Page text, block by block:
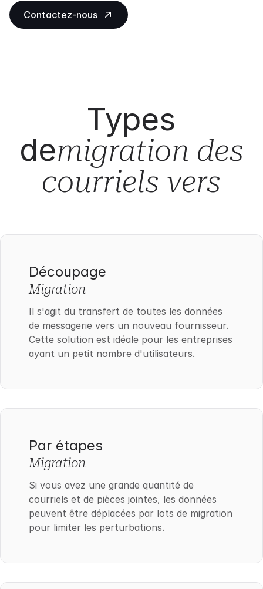
Contactez-nous
Types
demigration des
courriels vers
Découpage
Migration
Il s'agit du transfert de toutes les données
de messagerie vers un nouveau fournisseur.
Cette solution est idéale pour les entreprises
ayant un petit nombre d'utilisateurs.
Par étapes
Migration
Si vous avez une grande quantité de
courriels et de pièces jointes, les données
peuvent être déplacées par lots de migration
pour limiter les perturbations.